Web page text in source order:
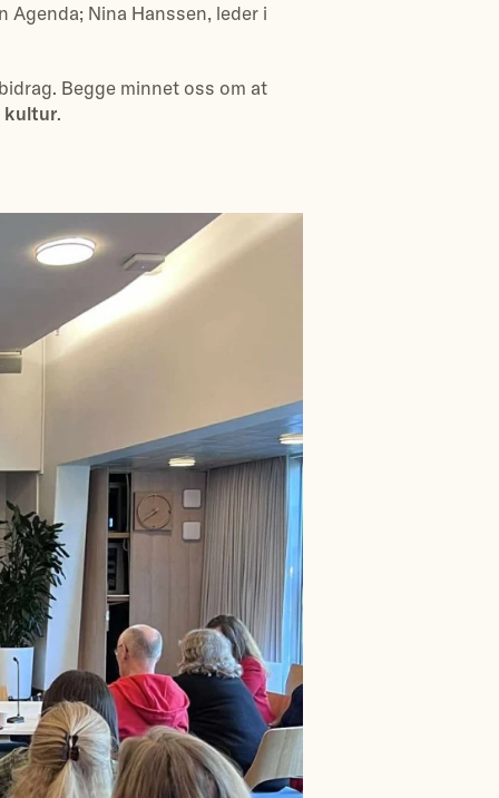
Agenda; Nina Hanssen, leder i
Begge minnet oss om at
kultur.